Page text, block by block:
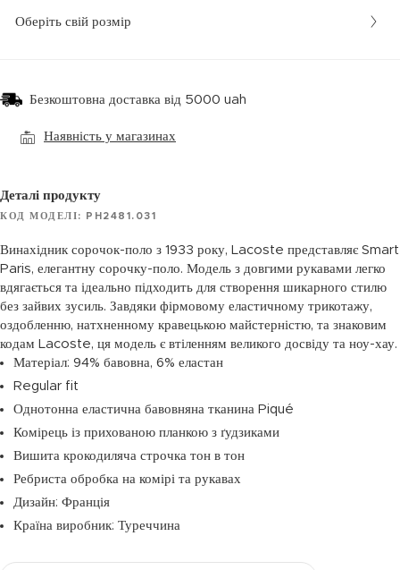
Оберіть свій розмір
Безкоштовна доставка від 5000 uah
Наявність у магазинах
Деталі продукту
КОД МОДЕЛІ: PH2481.031
Винахідник сорочок-поло з 1933 року, Lacoste представляє Smart
Paris, елегантну сорочку-поло. Модель з довгими рукавами легко
вдягається та ідеально підходить для створення шикарного стилю
без зайвих зусиль. Завдяки фірмовому еластичному трикотажу,
оздобленню, натхненному кравецькою майстерністю, та знаковим
кодам Lacoste, ця модель є втіленням великого досвіду та ноу-хау.
Матеріал: 94% бавовна, 6% еластан
Regular fit
Однотонна еластична бавовняна тканина Piqué
Комірець із прихованою планкою з ґудзиками
Вишита крокодиляча строчка тон в тон
Ребриста обробка на комірі та рукавах
Дизайн: Франція
Країна виробник: Туреччина